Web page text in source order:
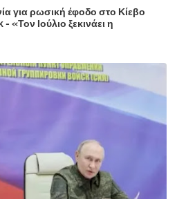
για ρωσική έφοδο στο Κίεβο
«Τον Ιούλιο ξεκινάει η